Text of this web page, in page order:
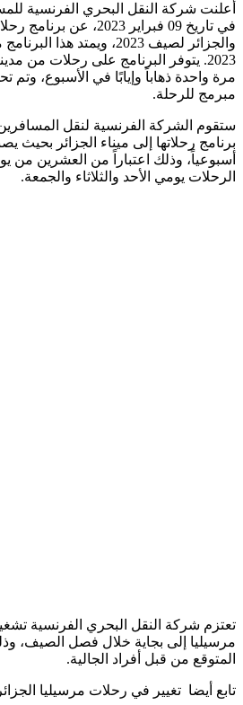
أعلنت شركة النقل البحري الفرنسية
في تاريخ 09 فبراير 2023،
2023. يتوفر البرنامج على رحلات من
مرة واحدة ذهاباً وإيابًا في الأسبوع، وتم
مبرمج للرحلة.
ستقوم الشركة الفرنسية لنقل
برنامج رحلاتها إلى ميناء الجزائر بحيث
الرحلات يومي الأحد والثلاثاء والجمعة.
تعتزم شركة النقل البحري الفرنسية
مرسيليا إلى بجاية خلال فصل الصيف،
المتوقع من قبل أفراد الجالية.
تابع أيضا تغيير في رحلات مرسيليا الجزائر